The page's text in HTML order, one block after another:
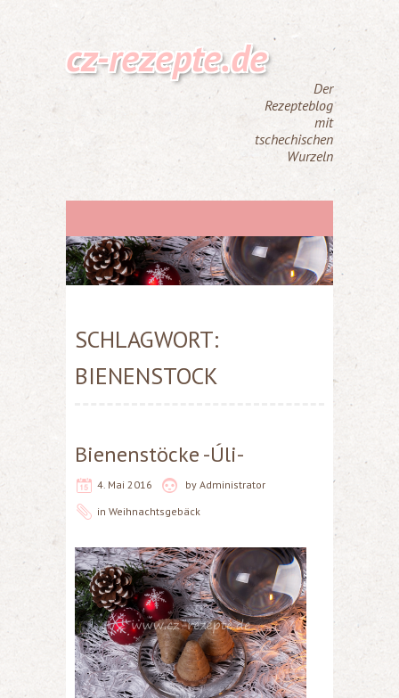
cz-rezepte.de
Der
Rezepteblog
mit
tschechischen
Wurzeln
SCHLAGWORT:
BIENENSTOCK
Bienenstöcke -Úli-
4. Mai 2016 by Administrator
in Weihnachtsgebäck